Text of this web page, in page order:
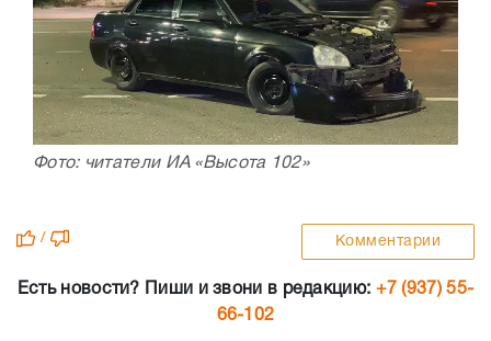
Фото: читатели ИА «Высота 102»
/ Комментарии
Есть новости? Пиши и звони в редакцию: +7 (937) 55-
66-102